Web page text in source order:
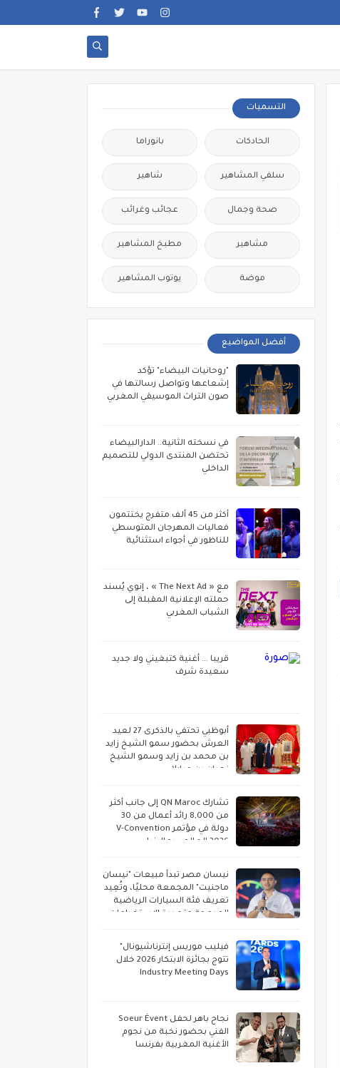
التسميات
الحادكات بانوراما
سلفي المشاهير شاهير
صحة وجمال عجائب وغرائب
مشاهير مطبخ المشاهير
موضة يوتوب المشاهير
أفضل المواضيع
"روحانيات البيضاء" تؤكد
إشعاعها وتواصل رسالتها في
صون التراث الموسيقي المغربي
في نسخته الثانية.. الدارالبيضاء
تحتضن المنتدى الدولي للتصميم
الداخلي
أكثر من 45 ألف متفرج يختتمون
فعاليات المهرجان المتوسطي
للناظور في أجواء استثنائية
مع « The Next Ad » ، إنوي يُسند
حملته الإعلانية المقبلة إلى
الشباب المغربي
قريبا ... أغنية كتبغيني ولا جديد
سعيدة شرف
أبوظبي تحتفي بالذكرى 27 لعيد
العرش بحضور سمو الشيخ زايد
بن محمد بن زايد وسمو الشيخ
نهيان بن مبارك
تشارك QN Maroc إلى جانب أكثر
من 8,000 رائد أعمال من 30
دولة في مؤتمر V-Convention
2026 العالمي بماليزيا
نيسان مصر تبدأ مبيعات "نيسان
ماجنيت" المجمعة محليًا، وتُعِيد
تعريف فئة السيارات الرياضية
المدمجة متعددة الاستخدامات
فيليب موريس إنترناشيونال"
تتوج بجائزة الابتكار 2026 خلال
Industry Meeting Days
نجاح باهر لحفل Soeur Évent
الفني بحضور نخبة من نجوم
الأغنية المغربية بفرنسا